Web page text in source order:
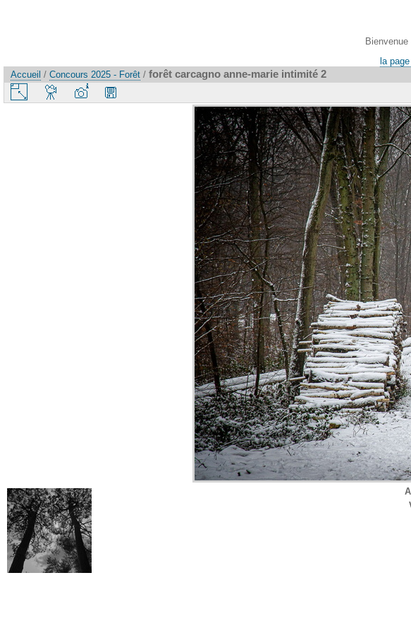
la
Accueil / Concours 2025 - Forêt / forêt carcagno anne-marie intimité 2